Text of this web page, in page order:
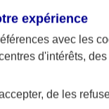
expérience
avec les
d'intérêts,
de les